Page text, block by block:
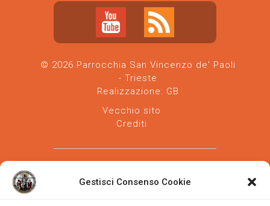
Gestisci Consenso Cookie
© 2026 Parrocchia San Vincenzo de' Paoli
- Trieste
Realizzazione: GB
Vecchio sito
Crediti